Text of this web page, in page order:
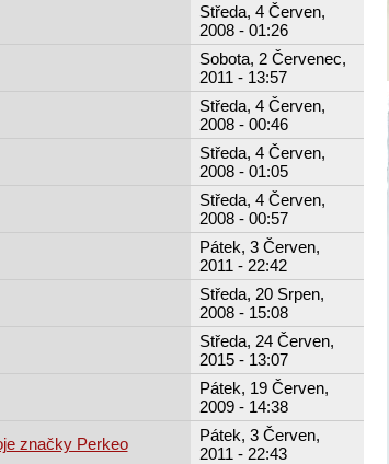
Středa, 4 Červen,
2008 - 01:26
Sobota, 2 Červenec,
2011 - 13:57
Středa, 4 Červen,
2008 - 00:46
Středa, 4 Červen,
2008 - 01:05
Středa, 4 Červen,
2008 - 00:57
Pátek, 3 Červen,
2011 - 22:42
Středa, 20 Srpen,
2008 - 15:08
Středa, 24 Červen,
2015 - 13:07
Pátek, 19 Červen,
2009 - 14:38
značky Perkeo
Pátek, 3 Červen,
2011 - 22:43